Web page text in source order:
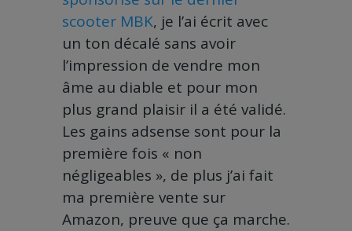
scooter MBK, je l’ai écrit avec
un ton décalé sans avoir
l’impression de vendre mon
âme au diable et pour mon
plus grand plaisir il a été validé.
Les gains adsense sont pour la
première fois « non
négligeables », de plus j’ai fait
ma première vente sur
Amazon, preuve que ça marche.